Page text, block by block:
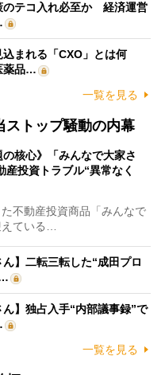
のテコ入れ必至か 経済運営
まれる「CXO」とは何
薬品…
一覧を見る
ストップ騒動の内幕
の核心》「みんなで大家さ
産投資トラブル“異常なく
不動産投資商品「みんなで
えている…
】二転三転した“成田プロ
ん】独占入手“内部議事録”で
一覧を見る